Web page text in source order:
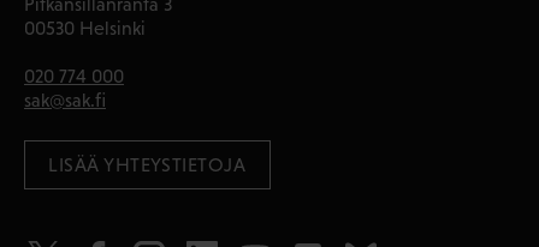
Pitkänsillanranta 3
00530 Helsinki
020 774 000
sak@sak.fi
LISÄÄ YHTEYSTIETOJA